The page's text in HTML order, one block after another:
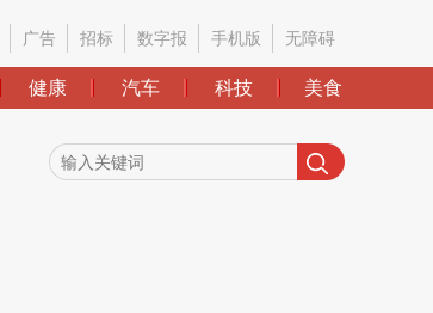
广告 招标 数字报 手机版 无障碍
健康 汽车 科技 美食